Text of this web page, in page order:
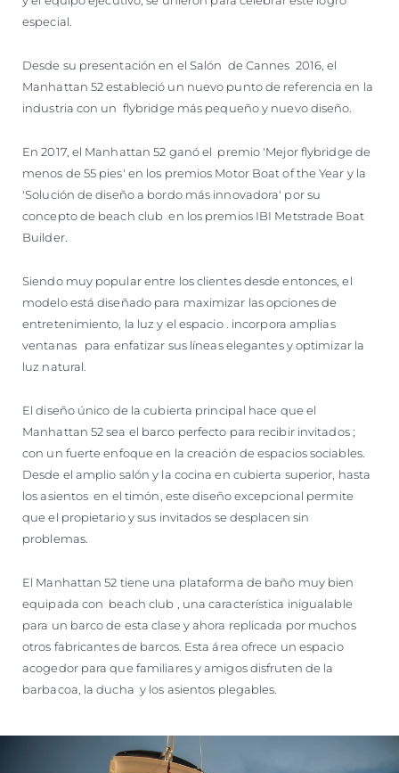
especial.
Desde su presentación en el Salón de Cannes 2016, el
Manhattan 52 estableció un nuevo punto de referencia en la
industria con un flybridge más pequeño y nuevo diseño.
En 2017, el Manhattan 52 ganó el premio 'Mejor flybridge de
menos de 55 pies' en los premios Motor Boat of the Year y la
'Solución de diseño a bordo más innovadora' por su
concepto de beach club en los premios IBI Metstrade Boat
Builder.
Siendo muy popular entre los clientes desde entonces, el
modelo está diseñado para maximizar las opciones de
entretenimiento, la luz y el espacio . incorpora amplias
ventanas para enfatizar sus líneas elegantes y optimizar la
luz natural.
El diseño único de la cubierta principal hace que el
Manhattan 52 sea el barco perfecto para recibir invitados ;
con un fuerte enfoque en la creación de espacios sociables.
Desde el amplio salón y la cocina en cubierta superior, hasta
los asientos en el timón, este diseño excepcional permite
que el propietario y sus invitados se desplacen sin
problemas.
El Manhattan 52 tiene una plataforma de baño muy bien
equipada con beach club , una característica inigualable
para un barco de esta clase y ahora replicada por muchos
otros fabricantes de barcos. Esta área ofrece un espacio
acogedor para que familiares y amigos disfruten de la
barbacoa, la ducha y los asientos plegables.